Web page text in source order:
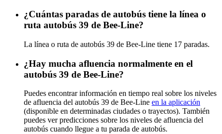
¿Cuántas paradas de autobús tiene la línea o
ruta autobús 39 de Bee-Line?
La línea o ruta de autobús 39 de Bee-Line tiene 17 paradas.
¿Hay mucha afluencia normalmente en el
autobús 39 de Bee-Line?
Puedes encontrar información en tiempo real sobre los niveles
de afluencia del autobús 39 de Bee-Line en la aplicación
(disponible en determinadas ciudades o trayectos). También
puedes ver predicciones sobre los niveles de afluencia del
autobús cuando llegue a tu parada de autobús.